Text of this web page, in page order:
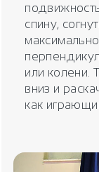
спину,
или колени.
вниз и
как